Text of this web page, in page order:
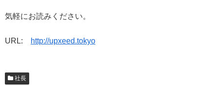
気軽にお読みください。
URL: http://upxeed.tokyo
社長